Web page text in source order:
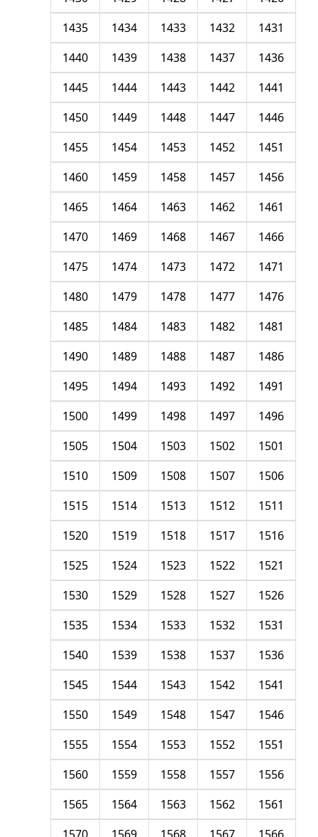
1431
1432
1433
1434
1435
1436
1437
1438
1439
1440
1441
1442
1443
1444
1445
1446
1447
1448
1449
1450
1451
1452
1453
1454
1455
1456
1457
1458
1459
1460
1461
1462
1463
1464
1465
1466
1467
1468
1469
1470
1471
1472
1473
1474
1475
1476
1477
1478
1479
1480
1481
1482
1483
1484
1485
1486
1487
1488
1489
1490
1491
1492
1493
1494
1495
1496
1497
1498
1499
1500
1501
1502
1503
1504
1505
1506
1507
1508
1509
1510
1511
1512
1513
1514
1515
1516
1517
1518
1519
1520
1521
1522
1523
1524
1525
1526
1527
1528
1529
1530
1531
1532
1533
1534
1535
1536
1537
1538
1539
1540
1541
1542
1543
1544
1545
1546
1547
1548
1549
1550
1551
1552
1553
1554
1555
1556
1557
1558
1559
1560
1561
1562
1563
1564
1565